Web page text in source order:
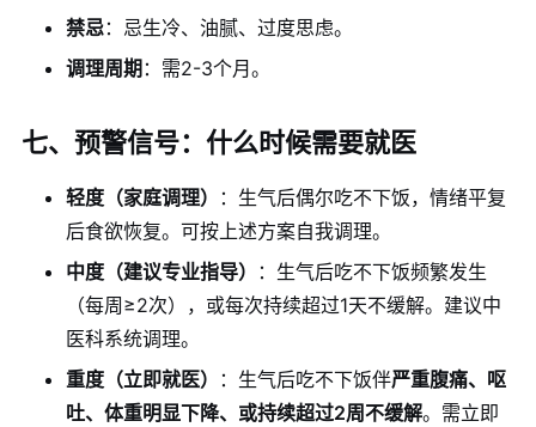
禁忌：忌生冷、油腻、过度思虑。
调理周期：需2-3个月。
七、预警信号：什么时候需要就医
轻度（家庭调理）
：生气后偶尔吃不下饭，情绪平复
后食欲恢复。可按上述方案自我调理。
中度（建议专业指导）
：生气后吃不下饭频繁发生
（每周≥2次），或每次持续超过1天不缓解。建议中
医科系统调理。
重度（立即就医）
：生气后吃不下饭伴严重腹痛、呕
吐、体重明显下降、或持续超过2周不缓解。需立即